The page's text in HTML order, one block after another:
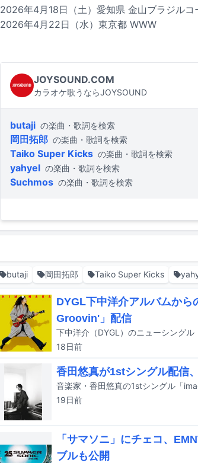
2026年4月18日（土）愛知県 金山ブラジルコ
2026年4月22日（水）東京都 WWW
JOYSOUND.COM
カラオケ歌うならJOYSOUND
butaji の楽曲・歌詞を検索
岡田拓郎 の楽曲・歌詞を検索
Taiko Super Kicks の楽曲・歌詞を検索
yahyel の楽曲・歌詞を検索
Suchmos の楽曲・歌詞を検索
butaji 岡田拓郎 Taiko Super Kicks
DYGL下中洋介アルバムか
Groovin'」配信
下中洋介（DYGL）のニューシング
18日前
香田悠真が1stシングル配信
19日前
「サマソニ」にチェコ、
ブルも公開